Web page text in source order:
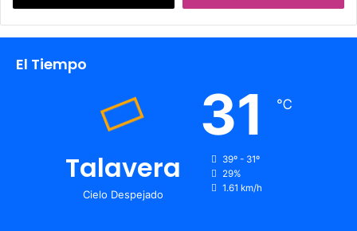
El Tiempo
Talavera
Cielo Despejado
31 ℃
39º - 31º
29%
1.61 km/h